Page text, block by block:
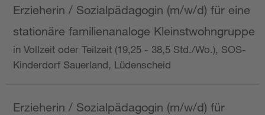
Erzieherin / Sozialpädagogin (m/w/d) für eine
stationäre familienanaloge Kleinstwohngruppe
in Vollzeit oder Teilzeit (19,25 - 38,5 Std./Wo.), SOS-
Kinderdorf Sauerland, Lüdenscheid
Erzieherin / Sozialpädagogin (m/w/d) für